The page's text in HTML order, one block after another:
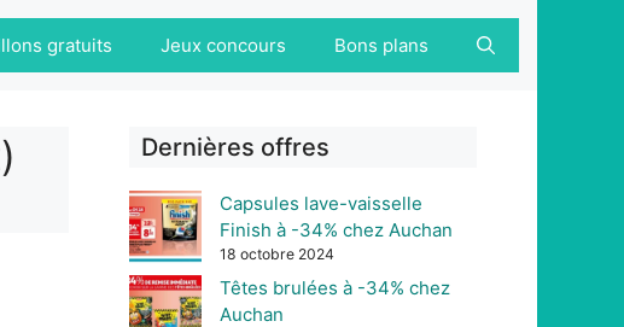
gratuits Jeux concours Bons plans
Dernières offres
Capsules lave-vaisselle
Finish à -34% chez Auchan
18 octobre 2024
Têtes brulées à -34% chez
Auchan